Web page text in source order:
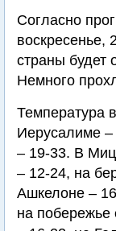
Согласно
воскресенье,
страны будет
Немного
Температура
Иерусалиме
– 19-33. В
– 12-24, на
Ашкелоне –
на побережье